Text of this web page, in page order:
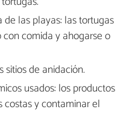
las playas: las tortugas
comida y ahogarse o
de anidación.
usados: los productos
y contaminar el